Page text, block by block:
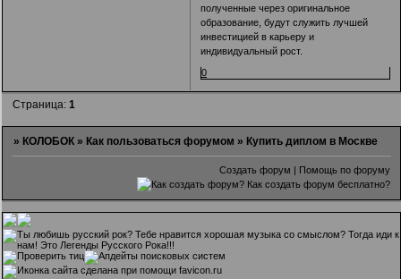
полученные через оригинальное
образование, будут служить лучшей
инвестицией в карьеру и
индивидуальный рост.
0
Страница:1
» КОЛОБОК » Как пользоваться форумом » Купить диплом в Москве
Создать форум | Помощь по форуму